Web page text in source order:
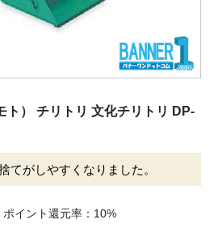
シリーズ
ト） チリトリ 文化チリトリ DP-
てがしやすくなりました。
ポイント還元率：10%